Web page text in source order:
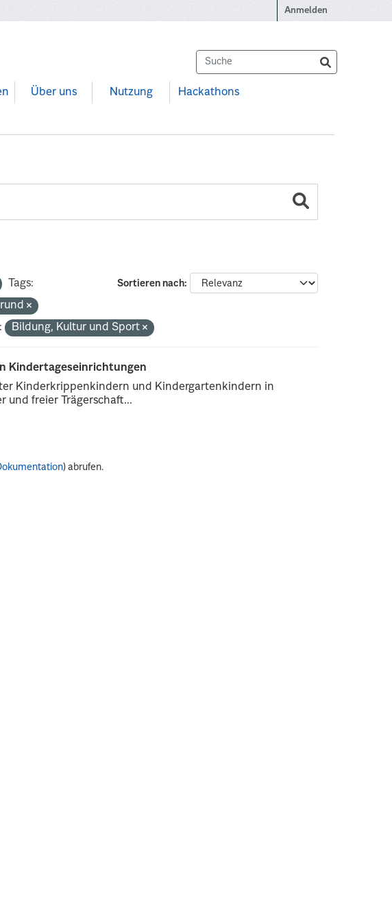
Anmelden
Über uns Nutzung Hackathons
Sortieren nach
Tags:
Bildung, Kultur und Sport
Kindertageseinrichtungen
Kinderkrippenkindern und Kindergartenkindern in
und freier Trägerschaft...
) abrufen.